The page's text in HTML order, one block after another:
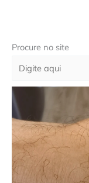
Procure no site